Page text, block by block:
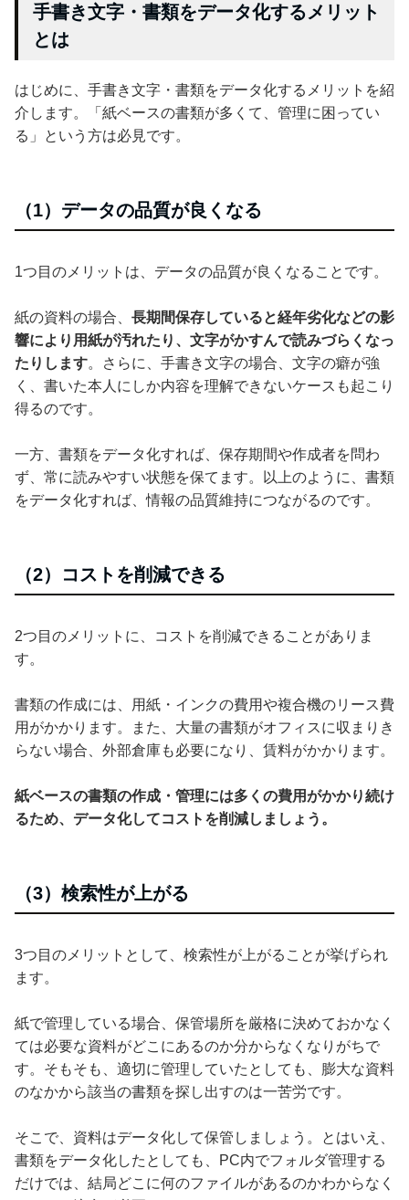
手書き文字・書類をデータ化するメリット
とは
はじめに、手書き文字・書類をデータ化するメリットを紹
介します。「紙ベースの書類が多くて、管理に困ってい
る」という方は必見です。
（1）データの品質が良くなる
1つ目のメリットは、データの品質が良くなることです。
紙の資料の場合、 長期間保存していると経年劣化などの影
響により用紙が汚れたり、文字がかすんで読みづらくなっ
たりします。さらに、手書き文字の場合、文字の癖が強
く、書いた本人にしか内容を理解できないケースも起こり
得るのです。
一方、書類をデータ化すれば、保存期間や作成者を問わ
ず、常に読みやすい状態を保てます。以上のように、書類
をデータ化すれば、情報の品質維持につながるのです。
（2）コストを削減できる
2つ目のメリットに、コストを削減できることがありま
す。
書類の作成には、用紙・インクの費用や複合機のリース費
用がかかります。また、大量の書類がオフィスに収まりき
らない場合、外部倉庫も必要になり、賃料がかかります。
紙ベースの書類の作成・管理には多くの費用がかかり続け
るため、データ化してコストを削減しましょう。
（3）検索性が上がる
3つ目のメリットとして、検索性が上がることが挙げられ
ます。
紙で管理している場合、保管場所を厳格に決めておかなく
ては必要な資料がどこにあるのか分からなくなりがちで
す。そもそも、適切に管理していたとしても、膨大な資料
のなかから該当の書類を探し出すのは一苦労です。
そこで、資料はデータ化して保管しましょう。とはいえ、
書類をデータ化したとしても、PC内でフォルダ管理する
だけでは、結局どこに何のファイルがあるのかわからなく